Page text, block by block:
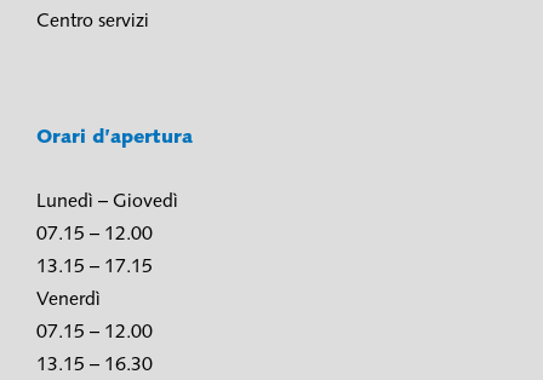
Centro servizi
Orari d’apertura
Lunedì – Giovedì
07.15 – 12.00
13.15 – 17.15
Venerdì
07.15 – 12.00
13.15 – 16.30